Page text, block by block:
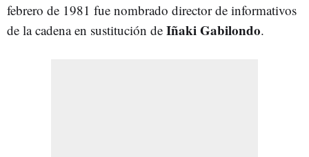
febrero de 1981 fue nombrado director de informativos
de la cadena en sustitución de Iñaki Gabilondo.